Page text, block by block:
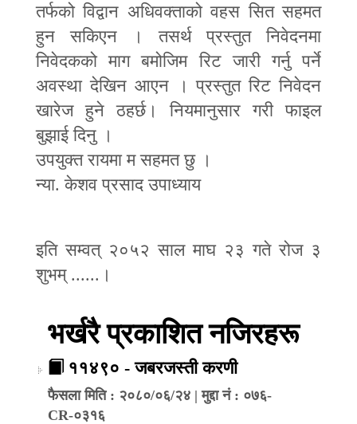
तर्फको विद्वान अधिवक्ताको वहस सित सहमत
हुन सकिएन । तसर्थ प्रस्तुत निवेदनमा
निवेदकको माग बमोजिम रिट जारी गर्नु पर्ने
अवस्था देखिन आएन । प्रस्तुत रिट निवेदन
खारेज हुने ठहर्छ। नियमानुसार गरी फाइल
बुझाई दिनु ।
उपयुक्त रायमा म सहमत छु ।
न्या.केशव प्रसाद उपाध्याय
इति सम्वत् २०५२ साल माघ २३ गते रोज ३
शुभम् ...... ।
भर्खरै प्रकाशित नजिरहरू
११४९० - जबरजस्ती करणी
फैसला मिति : २०८०/०६/२४ | मुद्दा नं : ०७६-
CR-०३१६